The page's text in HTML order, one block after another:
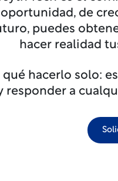
de
puedes
hacer realidad
hacerlo solo:
responder a